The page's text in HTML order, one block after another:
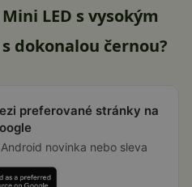
LED s vysokým
dokonalou černou?
preferované stránky na
novinka nebo sleva